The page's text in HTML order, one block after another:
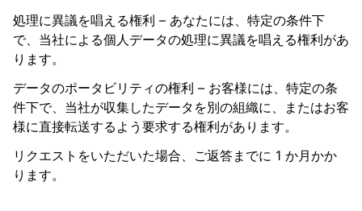
処理に異議を唱える権利 – あなたには、特定の条件下
で、当社による個人データの処理に異議を唱える権利があ
ります。
データのポータビリティの権利 – お客様には、特定の条
件下で、当社が収集したデータを別の組織に、またはお客
様に直接転送するよう要求する権利があります。
リクエストをいただいた場合、ご返答までに 1 か月かか
ります。